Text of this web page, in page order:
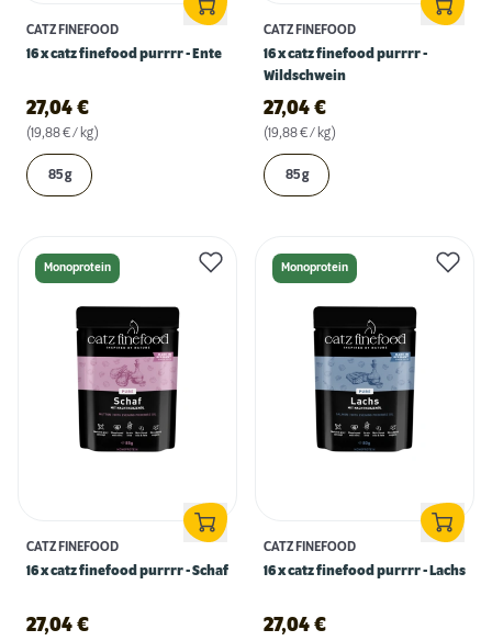
CATZ FINEFOOD
16 x catz finefood purrrr - Ente
27,04 €
(19,88 € / kg)
85 g
CATZ FINEFOOD
16 x catz finefood purrrr -
Wildschwein
27,04 €
(19,88 € / kg)
85 g
Monoprotein
CATZ FINEFOOD
16 x catz finefood purrrr - Schaf
27,04 €
Monoprotein
CATZ FINEFOOD
16 x catz finefood purrrr - Lachs
27,04 €